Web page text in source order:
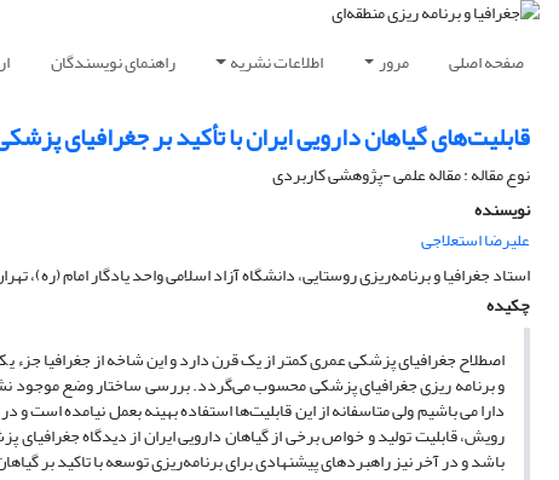
صفحه اصلی مرور اطلاعات نشریه راهنمای نویسندگان
قابلیت‌های گیا‌هان دارویی ایران با تأکید بر جغرافیای
نوع مقاله : مقاله علمی -پژوهشی کاربردی
نویسنده
علیرضا استعلاجی
استاد جغرافیا و برنامه‌ریزی روستایی، دانشگاه آزاد اسلامی واحد یادگار امام (ره)،
چکیده
اصطلاح جغرافیای پزشکی عمری کمتر از یک قرن دارد و این شاخه از جغرافیا
و برنامه ریزی جغرافیای پزشکی محسوب می‌گردد. بررسی ساختار وضع موجود
دارا می باشیم ولی متاسفانه از این قابلیت‌ها استفاده بهینه بعمل نیامده است
رویش، قابلیت تولید و خواص برخی از گیاهان دارویی ایران از دیدگاه
باشد و در آخر نیز راهبردهای پیشنهادی برای برنامه‌ریزی توسعه با تاکید بر